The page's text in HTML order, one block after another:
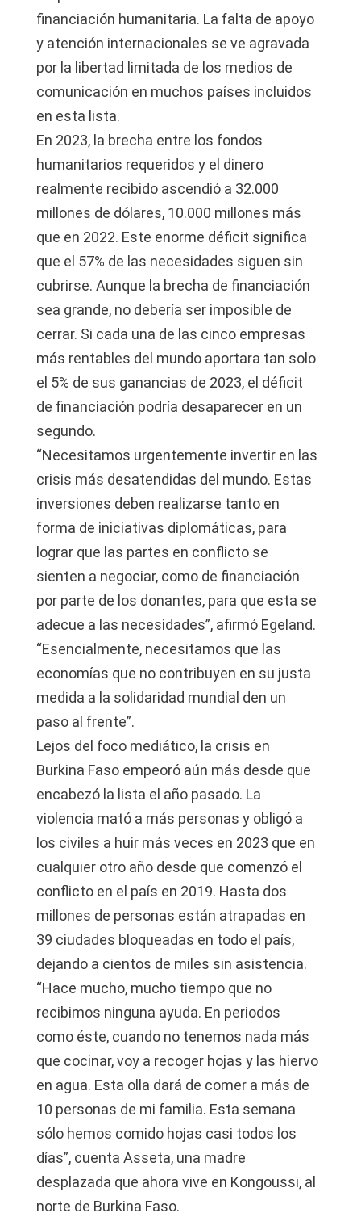
financiación humanitaria. La falta de apoyo
y atención internacionales se ve agravada
por la libertad limitada de los medios de
comunicación en muchos países incluidos
en esta lista.
En 2023, la brecha entre los fondos
humanitarios requeridos y el dinero
realmente recibido ascendió a 32.000
millones de dólares, 10.000 millones más
que en 2022. Este enorme déficit significa
que el 57% de las necesidades siguen sin
cubrirse. Aunque la brecha de financiación
sea grande, no debería ser imposible de
cerrar. Si cada una de las cinco empresas
más rentables del mundo aportara tan solo
el 5% de sus ganancias de 2023, el déficit
de financiación podría desaparecer en un
segundo.
“Necesitamos urgentemente invertir en las
crisis más desatendidas del mundo. Estas
inversiones deben realizarse tanto en
forma de iniciativas diplomáticas, para
lograr que las partes en conflicto se
sienten a negociar, como de financiación
por parte de los donantes, para que esta se
adecue a las necesidades”, afirmó Egeland.
“Esencialmente, necesitamos que las
economías que no contribuyen en su justa
medida a la solidaridad mundial den un
paso al frente”.
Lejos del foco mediático, la crisis en
Burkina Faso empeoró aún más desde que
encabezó la lista el año pasado. La
violencia mató a más personas y obligó a
los civiles a huir más veces en 2023 que en
cualquier otro año desde que comenzó el
conflicto en el país en 2019. Hasta dos
millones de personas están atrapadas en
39 ciudades bloqueadas en todo el país,
dejando a cientos de miles sin asistencia.
“Hace mucho, mucho tiempo que no
recibimos ninguna ayuda. En periodos
como éste, cuando no tenemos nada más
que cocinar, voy a recoger hojas y las hiervo
en agua. Esta olla dará de comer a más de
10 personas de mi familia. Esta semana
sólo hemos comido hojas casi todos los
días”, cuenta Asseta, una madre
desplazada que ahora vive en Kongoussi, al
norte de Burkina Faso.